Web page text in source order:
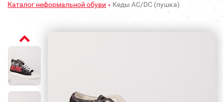
Каталог неформальной обуви
Кеды AC/DC (пушка)